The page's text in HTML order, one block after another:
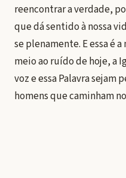
reencontrar a verdade,
que dá sentido à nossa
se plenamente. E essa é
meio ao ruído de hoje, a
voz e essa Palavra sejam
homens que caminham